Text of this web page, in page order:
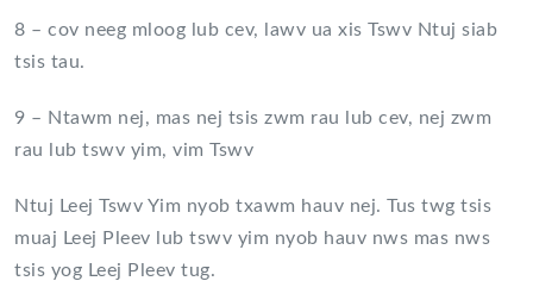
8 – cov neeg mloog lub cev, lawv ua xis Tswv Ntuj siab
tsis tau.
9 – Ntawm nej, mas nej tsis zwm rau lub cev, nej zwm
rau lub tswv yim, vim Tswv
Ntuj Leej Tswv Yim nyob txawm hauv nej. Tus twg tsis
muaj Leej Pleev lub tswv yim nyob hauv nws mas nws
tsis yog Leej Pleev tug.